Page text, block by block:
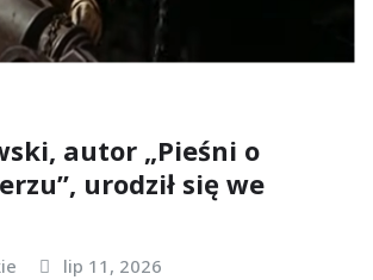
autor „Pieśni o
urodził się we
lip 11, 2026